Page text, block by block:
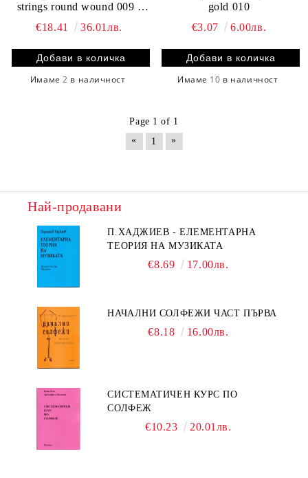
strings round wound 009 -
042
€18.41 36.01лв.
Имаме2 в наличност
gold 010
€3.07
6.00лв.
Имаме 10 в наличност
Page 1 of 1
«
1 »
Най-продавани
П.ХАДЖИЕВ - ЕЛЕМЕНТАРНА
ТЕОРИЯ НА МУЗИКАТА
€8.69 17.00лв.
НАЧАЛНИ СОЛФЕЖИ ЧАСТ ПЪРВА
€8.18 16.00лв.
СИСТЕМАТИЧЕН КУРС ПО
СОЛФЕЖ
€10.23 20.01лв.